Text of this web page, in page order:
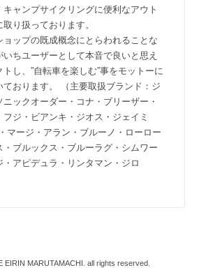
ャンプサイクリングに便利なアウト
り扱っております。
ップの既成概念にとらわれることな
いちユーザーとして本音で良いと思え
し、”自転車を楽しむ”事をモットーに
ております。 （主要取扱ブランド：ジ
ックオーダー・コナ・ブリーザー・
ジ・ビアンキ・ジオス・ジェイミ
マージ・アラン・ブルーノ・ローロー
・ブルックス・ブルーラグ・シムワー
・アピデュラ・リンタマン・ジロ
EIRIN MARUTAMACHI. all rights reserved.